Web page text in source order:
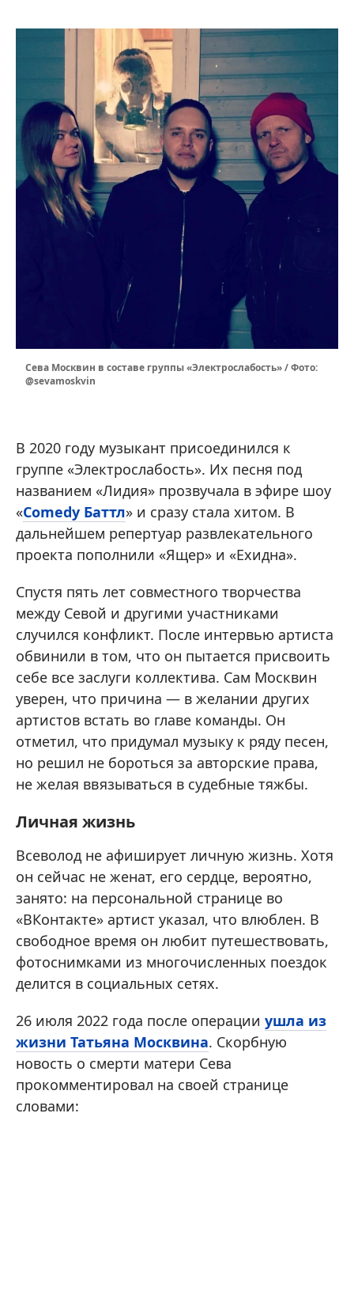
Сева Москвин в составе группы «Электрослабость» / Фото:
@sevamoskvin
В 2020 году музыкант присоединился к
группе «Электрослабость». Их песня под
названием «Лидия» прозвучала в эфире шоу
«Comedy Баттл» и сразу стала хитом. В
дальнейшем репертуар развлекательного
проекта пополнили «Ящер» и «Ехидна».
Спустя пять лет совместного творчества
между Севой и другими участниками
случился конфликт. После интервью артиста
обвинили в том, что он пытается присвоить
себе все заслуги коллектива. Сам Москвин
уверен, что причина — в желании других
артистов встать во главе команды. Он
отметил, что придумал музыку к ряду песен,
но решил не бороться за авторские права,
не желая ввязываться в судебные тяжбы.
Личная жизнь
Всеволод не афиширует личную жизнь. Хотя
он сейчас не женат, его сердце, вероятно,
занято: на персональной странице во
«ВКонтакте» артист указал, что влюблен. В
свободное время он любит путешествовать,
фотоснимками из многочисленных поездок
делится в социальных сетях.
26 июля 2022 года после операции ушла из
жизни Татьяна Москвина. Скорбную
новость о смерти матери Сева
прокомментировал на своей странице
словами: